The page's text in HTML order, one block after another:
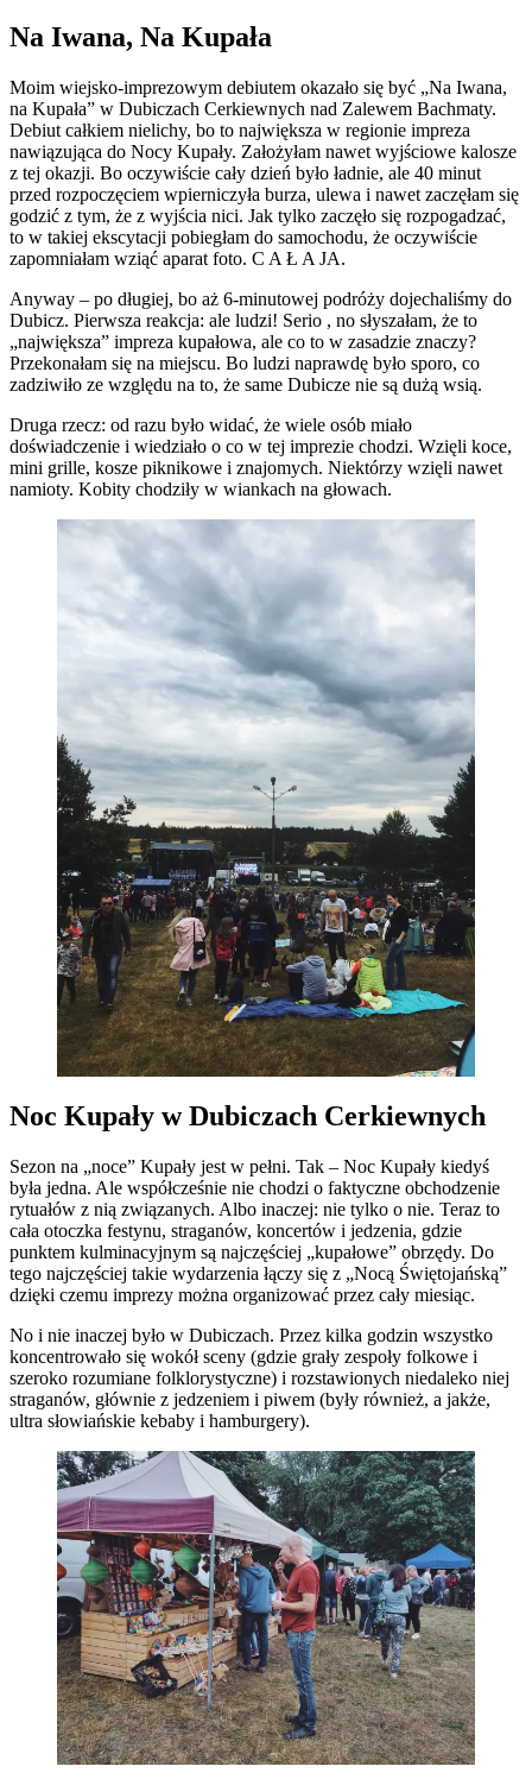
Na Iwana, Na Kupała
Moim wiejsko-imprezowym debiutem okazało się być „Na Iwana,
na Kupała” w Dubiczach Cerkiewnych nad Zalewem Bachmaty.
Debiut całkiem nielichy, bo to największa w regionie impreza
nawiązująca do Nocy Kupały. Założyłam nawet wyjściowe kalosze
z tej okazji. Bo oczywiście cały dzień było ładnie, ale 40 minut
przed rozpoczęciem wpierniczyła burza, ulewa i nawet zaczęłam się
godzić z tym, że z wyjścia nici. Jak tylko zaczęło się rozpogadzać,
to w takiej ekscytacji pobiegłam do samochodu, że oczywiście
zapomniałam wziąć aparat foto. C A Ł A JA.
Anyway – po długiej, bo aż 6-minutowej podróży dojechaliśmy do
Dubicz. Pierwsza reakcja: ale ludzi! Serio , no słyszałam, że to
„największa” impreza kupałowa, ale co to w zasadzie znaczy?
Przekonałam się na miejscu. Bo ludzi naprawdę było sporo, co
zadziwiło ze względu na to, że same Dubicze nie są dużą wsią.
Druga rzecz: od razu było widać, że wiele osób miało
doświadczenie i wiedziało o co w tej imprezie chodzi. Wzięli koce,
mini grille, kosze piknikowe i znajomych. Niektórzy wzięli nawet
namioty. Kobity chodziły w wiankach na głowach.
Noc Kupały w Dubiczach Cerkiewnych
Sezon na „noce” Kupały jest w pełni. Tak – Noc Kupały kiedyś
była jedna. Ale współcześnie nie chodzi o faktyczne obchodzenie
rytuałów z nią związanych. Albo inaczej: nie tylko o nie. Teraz to
cała otoczka festynu, straganów, koncertów i jedzenia, gdzie
punktem kulminacyjnym są najczęściej „kupałowe” obrzędy. Do
tego najczęściej takie wydarzenia łączy się z „Nocą Świętojańską”
dzięki czemu imprezy można organizować przez cały miesiąc.
No i nie inaczej było w Dubiczach. Przez kilka godzin wszystko
koncentrowało się wokół sceny (gdzie grały zespoły folkowe i
szeroko rozumiane folklorystyczne) i rozstawionych niedaleko niej
straganów, głównie z jedzeniem i piwem (były również, a jakże,
ultra słowiańskie kebaby i hamburgery).